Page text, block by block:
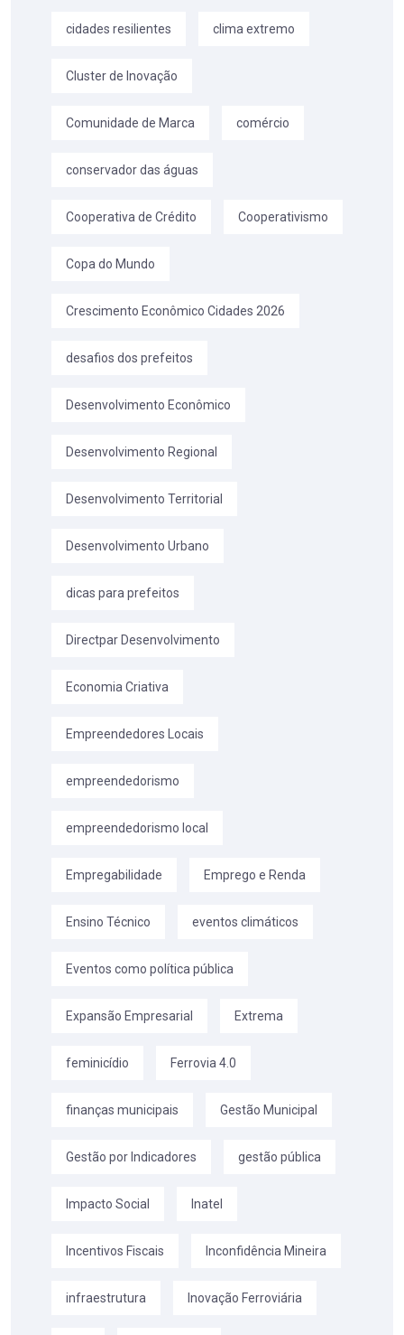
cidades resilientes clima extremo
Cluster de Inovação
Comunidade de Marca comércio
conservador das águas
Cooperativa de Crédito Cooperativismo
Copa do Mundo
Crescimento Econômico Cidades 2026
desafios dos prefeitos
Desenvolvimento Econômico
Desenvolvimento Regional
Desenvolvimento Territorial
Desenvolvimento Urbano
dicas para prefeitos
Directpar Desenvolvimento
Economia Criativa
Empreendedores Locais
empreendedorismo
empreendedorismo local
Empregabilidade Emprego e Renda
Ensino Técnico eventos climáticos
Eventos como política pública
Expansão Empresarial Extrema
feminicídio Ferrovia 4.0
finanças municipais Gestão Municipal
Gestão por Indicadores gestão pública
Impacto Social Inatel
Incentivos Fiscais Inconfidência Mineira
infraestrutura Inovação Ferroviária